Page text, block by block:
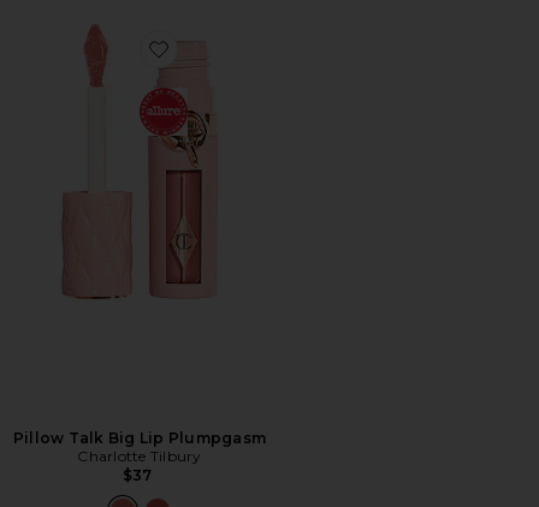
Favorite Pillow Talk Big Lip Plumpgasm
Pillow Talk Big Lip Plumpgasm
Charlotte Tilbury
$37